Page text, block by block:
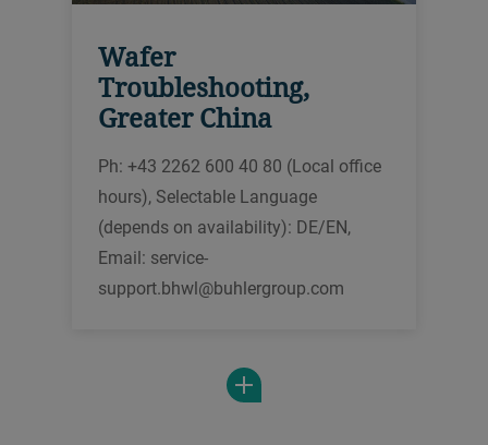
Wafer
Troubleshooting,
Greater China
Ph: +43 2262 600 40 80 (Local office
hours), Selectable Language
(depends on availability): DE/EN,
Email: service-
support.bhwl@buhlergroup.com